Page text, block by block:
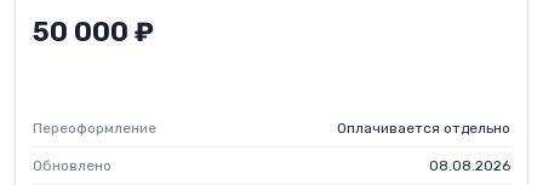
50 000 ₽
Переоформление Оплачивается отдельно
Обновлено 08.08.2026